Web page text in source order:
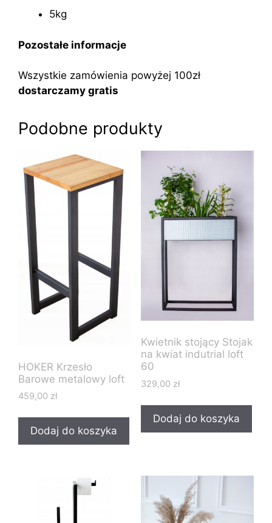
5kg
Pozostałe informacje
Wszystkie zamówienia powyżej 100zł
dostarczamy gratis
Podobne produkty
HOKER Krzesło
Barowe metalowy loft
459,00 zł
Dodaj do koszyka
Kwietnik stojący Stojak
na kwiat indutrial loft
60
329,00 zł
Dodaj do koszyka